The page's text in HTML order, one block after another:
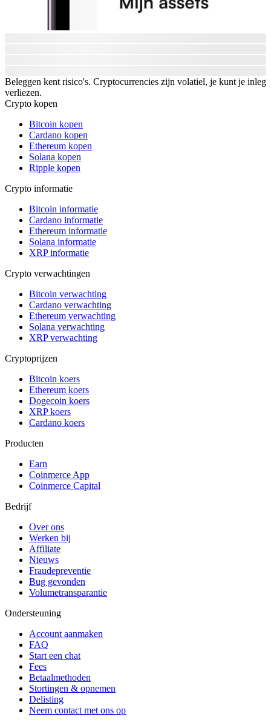
Beleggen kent risico's. Cryptocurrencies zijn volatiel, je kunt je inleg
verliezen.
Crypto kopen
Bitcoin kopen
Cardano kopen
Ethereum kopen
Solana kopen
Ripple kopen
Crypto informatie
Bitcoin informatie
Cardano informatie
Ethereum informatie
Solana informatie
XRP informatie
Crypto verwachtingen
Bitcoin verwachting
Cardano verwachting
Ethereum verwachting
Solana verwachting
XRP verwachting
Cryptoprijzen
Bitcoin koers
Ethereum koers
Dogecoin koers
XRP koers
Cardano koers
Producten
Earn
Coinmerce App
Coinmerce Capital
Bedrijf
Over ons
Werken bij
Affiliate
Nieuws
Fraudepreventie
Bug gevonden
Volumetransparantie
Ondersteuning
Account aanmaken
FAQ
Start een chat
Fees
Betaalmethoden
Stortingen & opnemen
Delisting
Neem contact met ons op